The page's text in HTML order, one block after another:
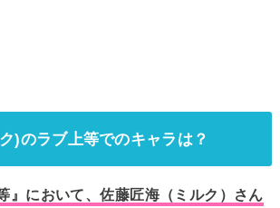
)のラブ上等でのキャラは？
』において、佐藤匠海（ミルク）さん